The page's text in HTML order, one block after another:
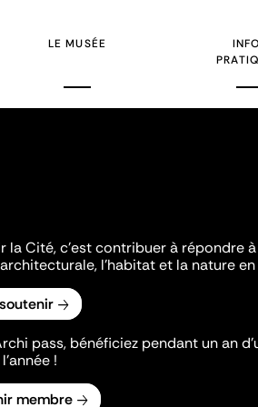
LE MUSÉE
la Cité, c'est contribuer à répondre
l'habitat et la nature
pass, bénéficiez pendant un an
!
membre